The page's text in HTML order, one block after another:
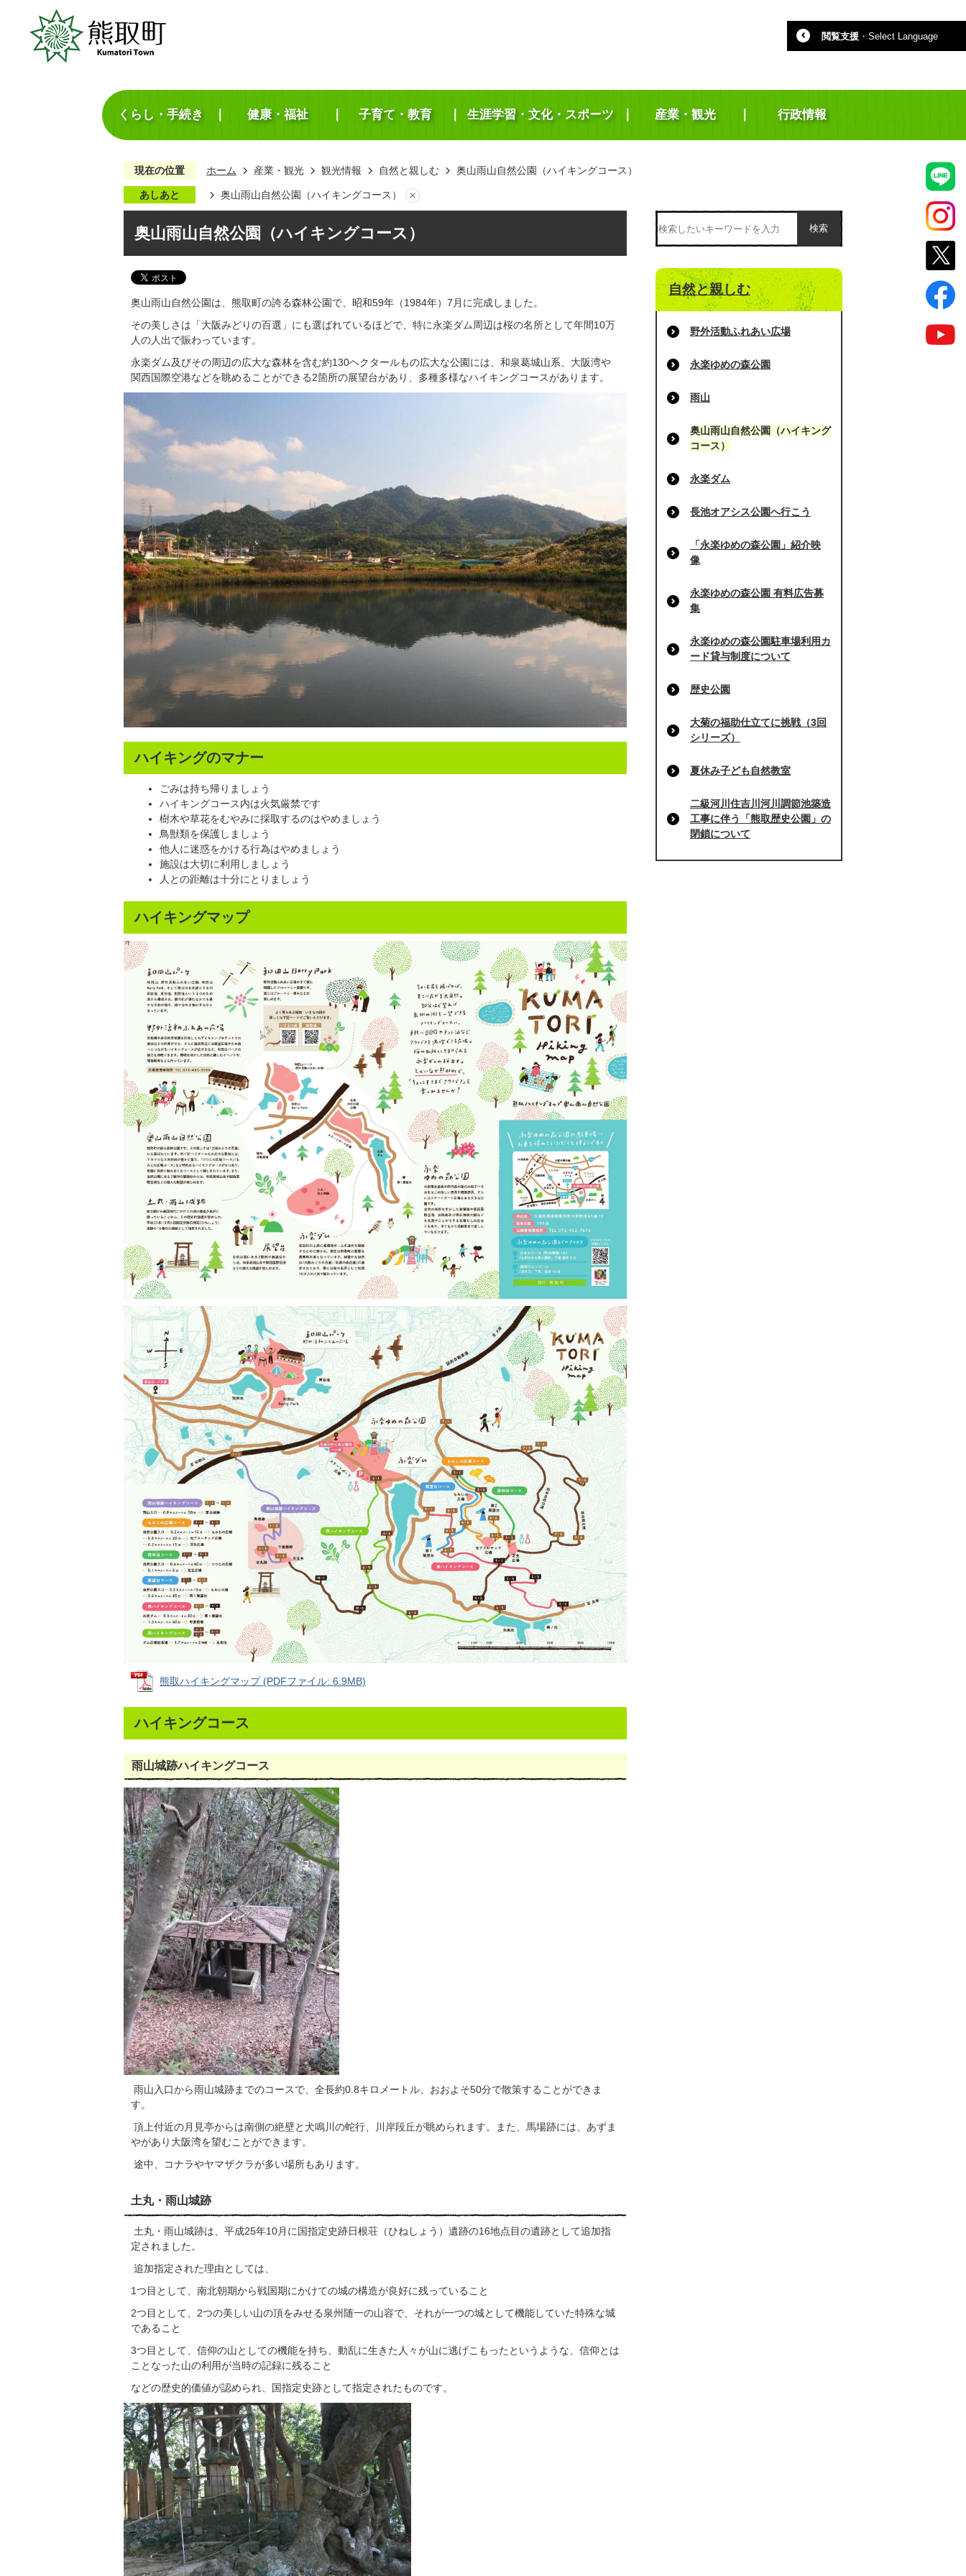
閲覧支援 ・ Select Language
くらし・手続き 健康・福祉 子育て・教育 生涯学習・文化・スポーツ 産業・観光 行政情報
現在の位置 ホーム 産業・観光 観光情報 自然と親しむ 奥山雨山自然公園（ハイキングコース）
あしあと 奥山雨山自然公園（ハイキングコース）
奥山雨山自然公園（ハイキングコース）
奥山雨山自然公園は、熊取町の誇る森林公園で、昭和59年（1984年）7月に完成しました。
その美しさは「大阪みどりの百選」にも選ばれているほどで、特に永楽ダム周辺は桜の名所として年間10万
人の人出で賑わっています。
永楽ダム及びその周辺の広大な森林を含む約130ヘクタールもの広大な公園には、和泉葛城山系、大阪湾や
関西国際空港などを眺めることができる2箇所の展望台があり、多種多様なハイキングコースがあります。
ハイキングのマナー
ごみは持ち帰りましょう
ハイキングコース内は火気厳禁です
樹木や草花をむやみに採取するのはやめましょう
鳥獣類を保護しましょう
他人に迷惑をかける行為はやめましょう
施設は大切に利用しましょう
人との距離は十分にとりましょう
ハイキングマップ
熊取ハイキングマップ (PDFファイル: 6.9MB)
ハイキングコース
雨山城跡ハイキングコース
雨山入口から雨山城跡までのコースで、全長約0.8キロメートル、おおよそ50分で散策することができま
す。
頂上付近の月見亭からは南側の絶壁と犬鳴川の蛇行、川岸段丘が眺められます。また、馬場跡には、あずま
やがあり大阪湾を望むことができます。
途中、コナラやヤマザクラが多い場所もあります。
土丸・雨山城跡
土丸・雨山城跡は、平成25年10月に国指定史跡日根荘（ひねしょう）遺跡の16地点目の遺跡として追加指
定されました。
追加指定された理由としては、
1つ目として、南北朝期から戦国期にかけての城の構造が良好に残っていること
2つ目として、2つの美しい山の頂をみせる泉州随一の山容で、それが一つの城として機能していた特殊な城
であること
3つ目として、信仰の山としての機能を持ち、動乱に生きた人々が山に逃げこもったというような、信仰とは
ことなった山の利用が当時の記録に残ること
などの歴史的価値が認められ、国指定史跡として指定されたものです。
検索
自然と親しむ
野外活動ふれあい広場
永楽ゆめの森公園
雨山
奥山雨山自然公園（ハイキング
コース）
永楽ダム
長池オアシス公園へ行こう
「永楽ゆめの森公園」紹介映
像
永楽ゆめの森公園 有料広告募
集
永楽ゆめの森公園駐車場利用カ
ード貸与制度について
歴史公園
大菊の福助仕立てに挑戦（3回
シリーズ）
夏休み子ども自然教室
二級河川住吉川河川調節池築造
工事に伴う「熊取歴史公園」の
閉鎖について